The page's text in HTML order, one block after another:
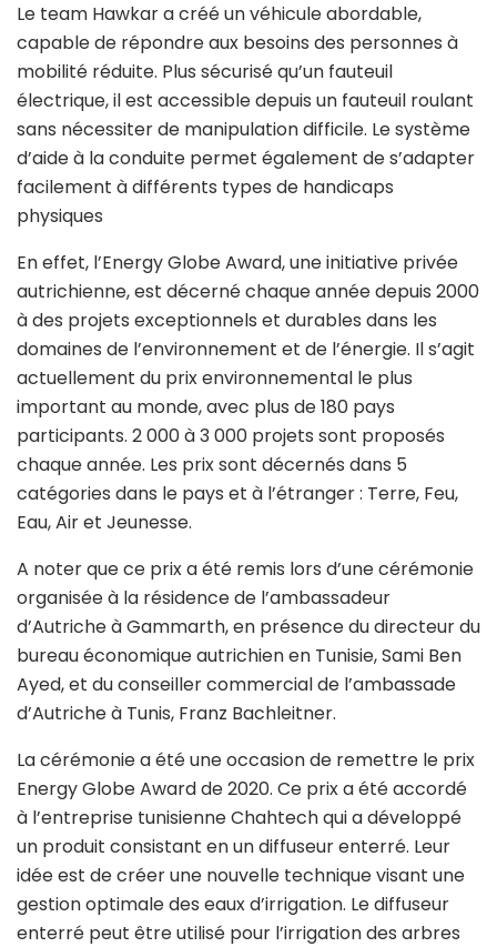
Le team Hawkar a créé un véhicule abordable,
capable de répondre aux besoins des personnes à
mobilité réduite. Plus sécurisé qu’un fauteuil
électrique, il est accessible depuis un fauteuil roulant
sans nécessiter de manipulation difficile. Le système
d’aide à la conduite permet également de s’adapter
facilement à différents types de handicaps
physiques
En effet, l’Energy Globe Award, une initiative privée
autrichienne, est décerné chaque année depuis 2000
à des projets exceptionnels et durables dans les
domaines de l’environnement et de l’énergie. Il s’agit
actuellement du prix environnemental le plus
important au monde, avec plus de 180 pays
participants. 2 000 à 3 000 projets sont proposés
chaque année. Les prix sont décernés dans 5
catégories dans le pays et à l’étranger : Terre, Feu,
Eau, Air et Jeunesse.
A noter que ce prix a été remis lors d’une cérémonie
organisée à la résidence de l’ambassadeur
d’Autriche à Gammarth, en présence du directeur du
bureau économique autrichien en Tunisie, Sami Ben
Ayed, et du conseiller commercial de l’ambassade
d’Autriche à Tunis, Franz Bachleitner.
La cérémonie a été une occasion de remettre le prix
Energy Globe Award de 2020. Ce prix a été accordé
à l’entreprise tunisienne Chahtech qui a développé
un produit consistant en un diffuseur enterré. Leur
idée est de créer une nouvelle technique visant une
gestion optimale des eaux d’irrigation. Le diffuseur
enterré peut être utilisé pour l’irrigation des arbres